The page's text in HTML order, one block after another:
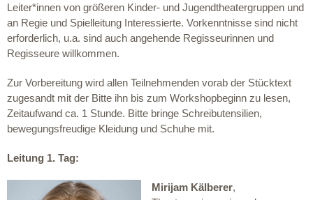
Leiter*innen von größeren Kinder- und Jugendtheatergruppen und
an Regie und Spielleitung Interessierte. Vorkenntnisse sind nicht
erforderlich, u.a. sind auch angehende Regisseurinnen und
Regisseure willkommen.
Zur Vorbereitung wird allen Teilnehmenden vorab der Stücktext
zugesandt mit der Bitte ihn bis zum Workshopbeginn zu lesen,
Zeitaufwand ca. 1 Stunde. Bitte bringe Schreibutensilien,
bewegungsfreudige Kleidung und Schuhe mit.
Leitung 1. Tag:
Mirijam Kälberer,